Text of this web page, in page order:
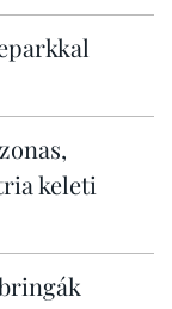
keleti